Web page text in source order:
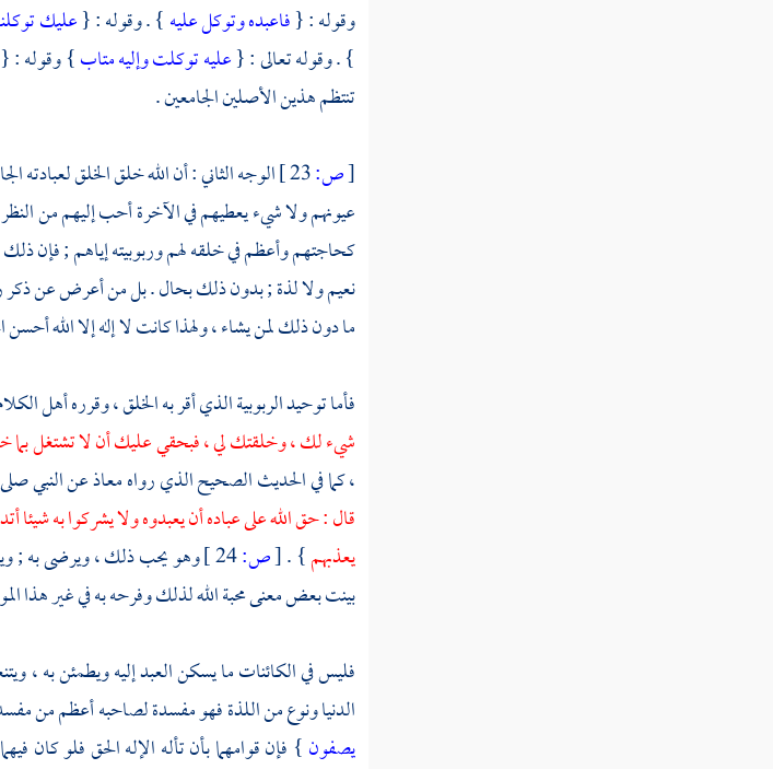
وقوله : {فاعبده وتوكل عليه} . وقوله : {عليك
} . وقوله تعالى : {عليه توكلت وإليه متاب} وقوله : {
تنتظم هذين الأصلين الجامعين .
[ص:
الوجه الثاني : أن الله خلق الخلق لعبادته
عيونهم ولا شيء يعطيهم في الآخرة أحب إليهم من النظر
كحاجتهم وأعظم في خلقه لهم وربوبيته إياهم ; فإن
نعيم ولا لذة ; بدون ذلك بحال . بل من أعرض عن ذكر
ما دون ذلك لمن يشاء ، ولهذا كانت لا إله إلا الله
فأما توحيد الربوبية الذي أقر به الخلق ، وقرره
شيء لك ، وخلقتك لي ، فبحقي عليك أن لا تشتغل بما
، كما في الحديث الصحيح الذي رواهمعاذعن النبي
قال : حق الله على عباده أن يعبدوه ولا يشركوا به
يعذبهم} .
[ص:
وهو يحب ذلك ، ويرضى به ;
بينت بعض معنى محبة الله لذلك وفرحه به في غير هذا
فليس في الكائنات ما يسكن العبد إليه ويطمئن به ،
الدنيا ونوع من اللذة فهو مفسدة لصاحبه أعظم من
يصفون} فإن قوامهما بأن تأله الإله الحق فلو كان